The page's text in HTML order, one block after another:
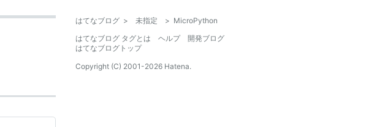
はてなブログ > 未指定 > MicroPython
はてなブログ タグとは
ヘルプ
開発ブログ
はてなブログトップ
Copyright (C) 2001-2026 Hatena.